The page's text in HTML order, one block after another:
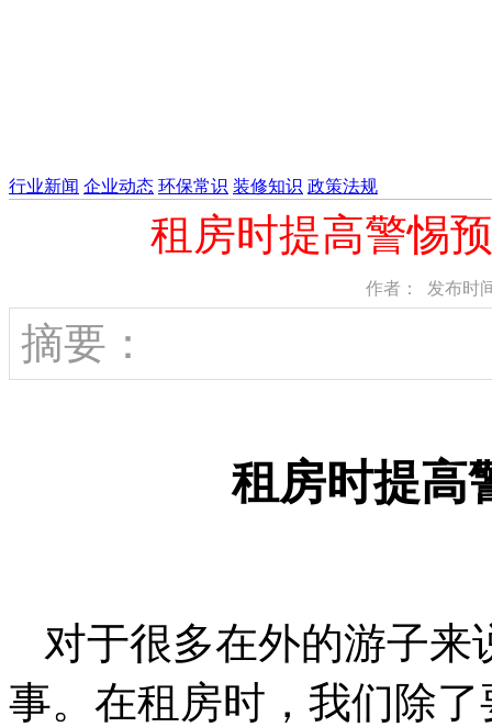
行业新闻 企业动态 环保常识 装修知识 政策法规
租房时提高警惕
作者： 发布时
摘要：
租房时提高
对于很多在外的游子
事。在租房时，我们除